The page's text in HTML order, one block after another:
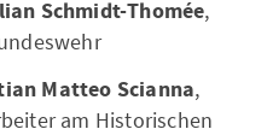
Schmidt-Thomée,
Matteo Scianna,
am Historischen